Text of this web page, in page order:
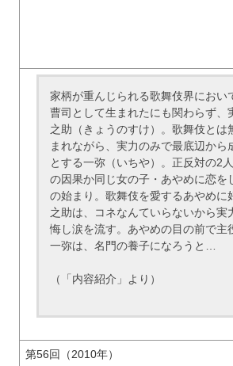
家柄が重んじられる歌舞伎界におい
曹司として生まれたにも関わらず、
之助（きょうのすけ）。歌舞伎とは
まれながら、実力のみで最底辺から
とする一弥（いちや）。正反対の2
の因果か同じ女の子・あやめに恋を
の始まり。歌舞伎を愛するあやめに
之助は、コネなんていらないから実
悔し涙を流す。あやめの目の前で主
一弥は、名門の養子になろうと…
（「内容紹介」より）
第56回（2010年）